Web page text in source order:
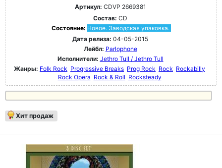
Артикул: CDVP 2669381
Состав: CD
Состояние: Новое. Заводская упаковка.
Дата релиза: 04-05-2015
Лейбл: Parlophone
Исполнители: Jethro Tull / Jethro Tull
Жанры: Folk Rock Progressive Breaks Prog Rock Rock Rockabilly
Rock Opera Rock & Roll Rocksteady
Хит продаж